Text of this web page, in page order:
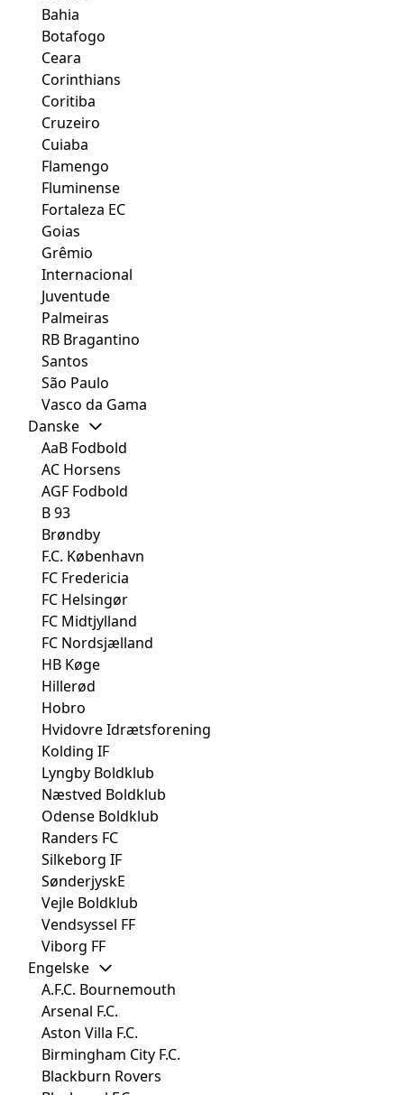
Bahia
Botafogo
Ceara
Corinthians
Coritiba
Cruzeiro
Cuiaba
Flamengo
Fluminense
Fortaleza EC
Goias
Grêmio
Internacional
Juventude
Palmeiras
RB Bragantino
Santos
São Paulo
Vasco da Gama
Danske
AaB Fodbold
AC Horsens
AGF Fodbold
B 93
Brøndby
F.C. København
FC Fredericia
FC Helsingør
FC Midtjylland
FC Nordsjælland
HB Køge
Hillerød
Hobro
Hvidovre Idrætsforening
Kolding IF
Lyngby Boldklub
Næstved Boldklub
Odense Boldklub
Randers FC
Silkeborg IF
SønderjyskE
Vejle Boldklub
Vendsyssel FF
Viborg FF
Engelske
A.F.C. Bournemouth
Arsenal F.C.
Aston Villa F.C.
Birmingham City F.C.
Blackburn Rovers